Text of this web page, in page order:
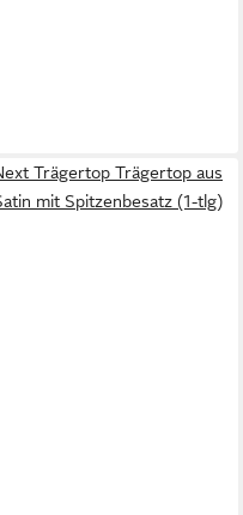
Trägertop Trägertop aus
mit Spitzenbesatz (1-tlg)